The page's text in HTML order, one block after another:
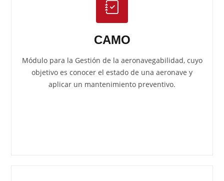
CAMO
Módulo para la Gestión de la aeronavegabilidad, cuyo
objetivo es conocer el estado de una aeronave y
aplicar un mantenimiento preventivo.